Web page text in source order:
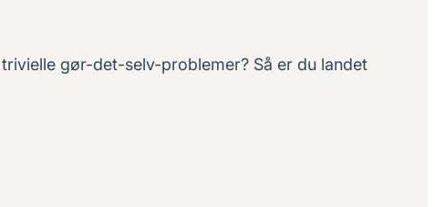
gør-det-selv-problemer? Så er du landet